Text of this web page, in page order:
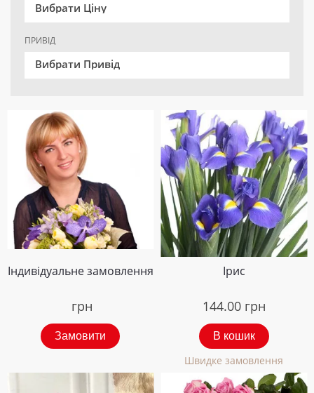
Вибрати Ціну
ПРИВІД
Вибрати Привід
Індивідуальне замовлення
грн
Замовити
Ірис
144.00 грн
В кошик
Швидке замовлення